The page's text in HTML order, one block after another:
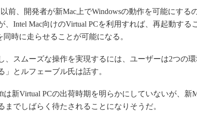
前、開発者が新Mac上でWindowsの動作を可能にする
、Intel Mac向けのVirtual PCを利用すれば、再起動する
同時に走らせることが可能になる。
スムーズな操作を実現するには、ユーザーは2つの
」とルフェーブル氏は話す。
新Virtual PCの出荷時期を明らかにしていないが、新
までしばらく待たされることになりそうだ。